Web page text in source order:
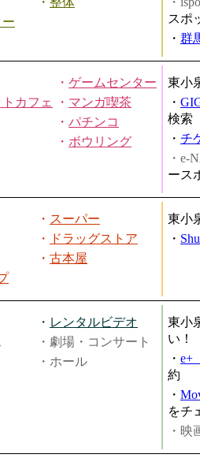
スポ
・ 群
・ ゲームセンター
カフェ ・ マンガ喫茶
・ パチンコ
・ ボウリング
東小
・
検索
・ チ
・e-
ース
・ スーパー
・
ドラッグストア
・ 古本屋
東小
・
・ レンタルビデオ
・劇場・コンサート
・ホール
東小
い！
・ e+
約
・
をチ
・映